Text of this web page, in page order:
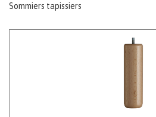
Sommiers tapissiers